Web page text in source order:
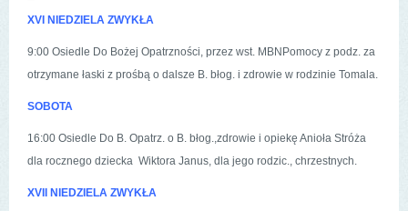
XVI NIEDZIELA ZWYKŁA
9:00 Osiedle Do Bożej Opatrzności, przez wst. MBNPomocy z podz. za
otrzymane łaski z prośbą o dalsze B. błog. i zdrowie w rodzinie Tomala.
SOBOTA
16:00 Osiedle Do B. Opatrz. o B. błog.,zdrowie i opiekę Anioła Stróża
dla rocznego dziecka Wiktora Janus, dla jego rodzic., chrzestnych.
XVII NIEDZIELA ZWYKŁA